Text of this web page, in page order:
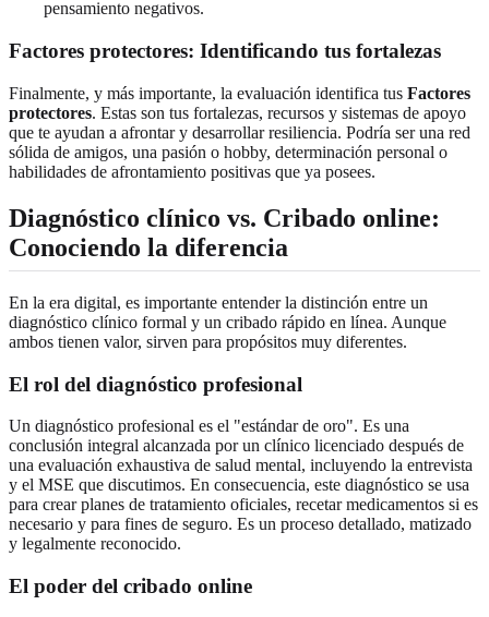
pensamiento negativos.
Factores protectores: Identificando tus fortalezas
Finalmente, y más importante, la evaluación identifica tus Factores
protectores. Estas son tus fortalezas, recursos y sistemas de apoyo
que te ayudan a afrontar y desarrollar resiliencia. Podría ser una red
sólida de amigos, una pasión o hobby, determinación personal o
habilidades de afrontamiento positivas que ya posees.
Diagnóstico clínico vs. Cribado online:
Conociendo la diferencia
En la era digital, es importante entender la distinción entre un
diagnóstico clínico formal y un cribado rápido en línea. Aunque
ambos tienen valor, sirven para propósitos muy diferentes.
El rol del diagnóstico profesional
Un diagnóstico profesional es el "estándar de oro". Es una
conclusión integral alcanzada por un clínico licenciado después de
una evaluación exhaustiva de salud mental, incluyendo la entrevista
y el MSE que discutimos. En consecuencia, este diagnóstico se usa
para crear planes de tratamiento oficiales, recetar medicamentos si es
necesario y para fines de seguro. Es un proceso detallado, matizado
y legalmente reconocido.
El poder del cribado online